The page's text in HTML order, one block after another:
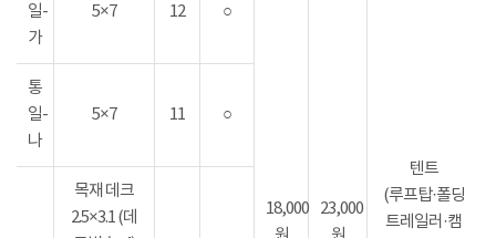
18,000
23,000
텐트
(루프탑·폴딩
트레일러·캠
일-
가
5×7 12 ○
통
일-
나
5×7 11 ○
목재 데크
2.5×3.1 (데